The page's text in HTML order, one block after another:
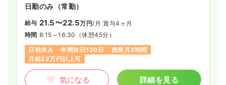
日勤のみ（常勤）
給与 21.5〜22.5万円/月 賞与4ヶ月
時間 8:15～16:30 （休憩45分）
日祝休み
年間休日120日
残業月3時間
月給22万円以上可
気になる 詳細を見る